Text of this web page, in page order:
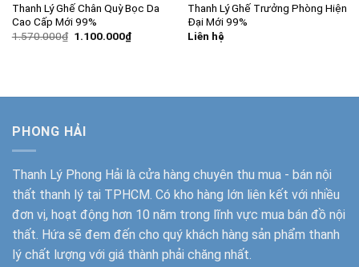
Thanh Lý Ghế Chân Quỳ Bọc Da
Cao Cấp Mới 99%
1.570.000₫ Giá
1.100.000₫Giá
hiện
Thanh Lý Ghế Trưởng Phòng Hiện
Đại Mới 99%
Liên hệ
PHONG HẢI
Thanh Lý Phong Hải là cửa hàng chuyên thu mua - bán nội
thất thanh lý tại TPHCM. Có kho hàng lớn liên kết với nhiều
đơn vị, hoạt động hơn 10 năm trong lĩnh vực mua bán đồ nội
thất. Hứa sẽ đem đến cho quý khách hàng sản phẩm thanh
lý chất lượng với giá thành phải chăng nhất.